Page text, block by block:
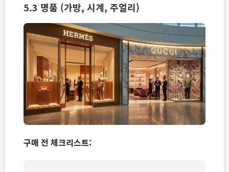
5.3 명품 (가방, 시계, 주얼리)
구매 전 체크리스트: